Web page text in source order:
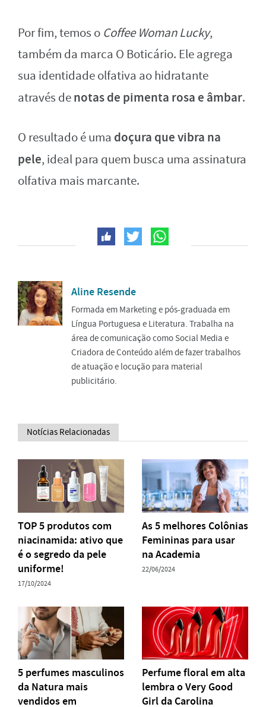
Por fim, temos o Coffee Woman Lucky,
também da marca O Boticário. Ele agrega
sua identidade olfativa ao hidratante
através denotas de pimenta rosa e âmbar.
O resultado é uma doçura que vibra na
pele, ideal para quem busca uma assinatura
olfativa mais marcante.
Aline Resende
Formada em Marketing e pós-graduada em
Língua Portuguesa e Literatura. Trabalha na
área de comunicação como Social Media e
Criadora de Conteúdo além de fazer trabalhos
de atuação e locução para material
publicitário.
Notícias Relacionadas
TOP 5 produtos com
niacinamida: ativo que
é o segredo da pele
uniforme!
17/10/2024
As 5 melhores Colônias
Femininas para usar
na Academia
22/06/2024
5 perfumes masculinos
da Natura mais
vendidos em
Perfume floral em alta
lembra o Very Good
Girl da Carolina